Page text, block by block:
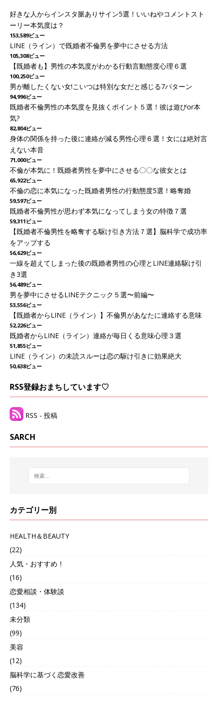
好きな人からインスタ脈ありサイン5選！いいねやコメントスト
ーリー本気度は？
153,589ビュー
LINE（ライン）で既婚者不倫男を夢中にさせる方法
105,308ビュー
【既婚者も】男性の本気度がわかる行動言動態度心理６選
100,250ビュー
男が離したくない女!こいつは特別な女だと感じる7パターン
94,996ビュー
既婚者不倫男性の本気度を見抜くポイント５選！彼は遊びor本
気?
82,804ビュー
身体の関係を持った後に連絡が減る男性心理６選！女には絶対言
えない本音
71,000ビュー
不倫が本気に！既婚者男性を夢中にさせる〇〇な彼女とは
65,922ビュー
不倫の恋に本気になった既婚者男性の行動態度5選！略奪婚
59,597ビュー
既婚者不倫男性が思わず本気になってしまう女の特徴７選
59,311ビュー
【既婚者不倫男性を略奪する駆け引き方法７選】脳科学で成功率
をアップする
56,629ビュー
一線を超えてしまった後の既婚者男性の心理とLINE連絡駆け引
き3選
56,489ビュー
男を夢中にさせるLINEテクニック５選〜前編〜
53,556ビュー
【既婚者からLINE（ライン）】不倫男があなたに連絡する意味
52,226ビュー
既婚者からLINE（ライン）連絡が毎日くる意味心理３選
51,855ビュー
LINE（ライン）の未読スルーは恋の駆け引きに効果絶大
50,638ビュー
RSS登録おまちしています♡
RSS - 投稿
SARCH
カテゴリー別
HEALTH＆BEAUTY
(22)
人気・おすすめ！
(16)
恋愛相談・体験談
(134)
未分類
(99)
美容
(12)
脳科学に基づく恋愛改善
(76)